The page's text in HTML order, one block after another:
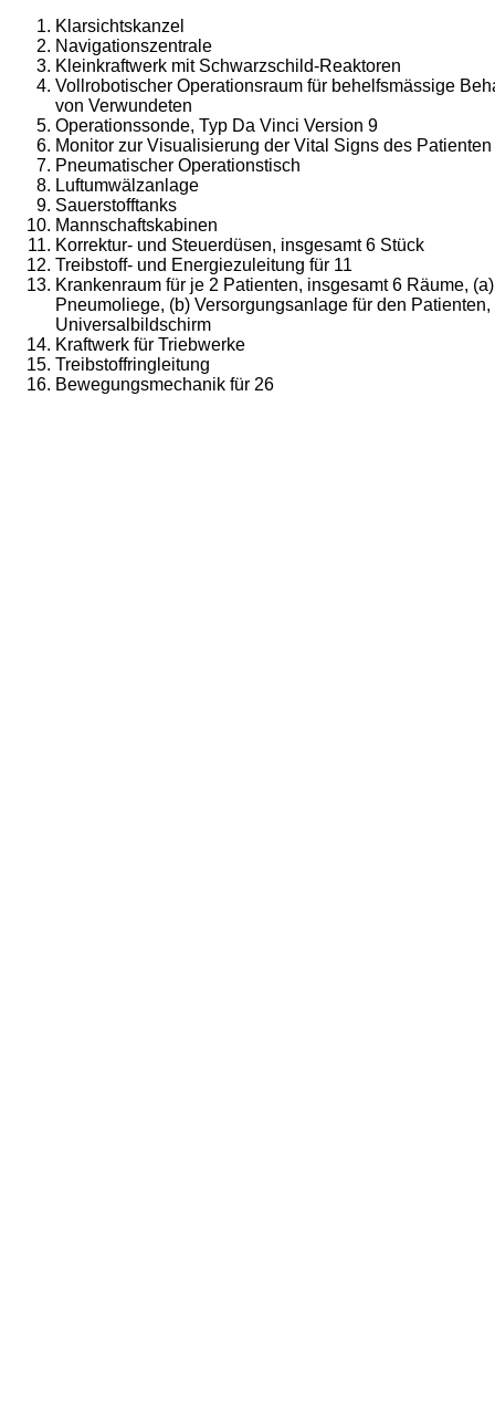
Klarsichtskanzel
Navigationszentrale
Kleinkraftwerk mit Schwarzschild-Reaktoren
Vollrobotischer Operationsraum für behelfsmässige
von Verwundeten
Operationssonde, Typ Da Vinci Version 9
Monitor zur Visualisierung der Vital Signs des Patienten
Pneumatischer Operationstisch
Luftumwälzanlage
Sauerstofftanks
Mannschaftskabinen
Korrektur- und Steuerdüsen, insgesamt 6 Stück
Treibstoff- und Energiezuleitung für 11
Krankenraum für je 2 Patienten, insgesamt 6 Räume, (a)
Pneumoliege, (b) Versorgungsanlage für den Patienten,
Universalbildschirm
Kraftwerk für Triebwerke
Treibstoffringleitung
Bewegungsmechanik für 26